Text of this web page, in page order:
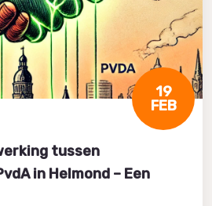
19
FEB
tussen
in Helmond – Een